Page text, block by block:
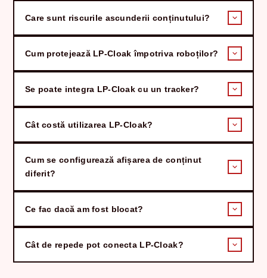
Care sunt riscurile ascunderii conținutului?
Cum protejează LP-Cloak împotriva roboților?
Se poate integra LP-Cloak cu un tracker?
Cât costă utilizarea LP-Cloak?
Cum se configurează afișarea de conținut
diferit?
Ce fac dacă am fost blocat?
Cât de repede pot conecta LP-Cloak?